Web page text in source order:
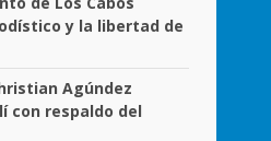
y la libertad de
Agúndez
con respaldo del